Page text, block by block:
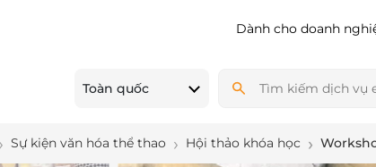
Dành cho doanh
Toàn quốc
Sự kiện văn hóa thể thao Hội thảo khóa học